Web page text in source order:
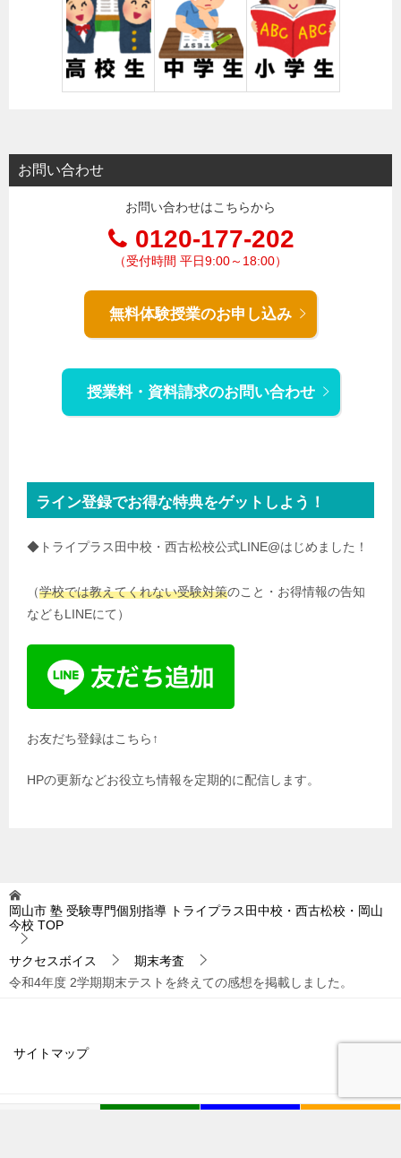
お問い合わせ
お問い合わせはこちらから
0120-177-202
（受付時間 平日9:00～18:00）
無料体験授業のお申し込み
授業料・資料請求のお問い合わせ
ライン登録でお得な特典をゲットしよう！
◆トライプラス田中校・西古松校公式LINE@はじめました！
（学校では教えてくれない受験対策のこと・お得情報の告知
などもLINEにて）
お友だち登録はこちら↑
HPの更新などお役立ち情報を定期的に配信します。
岡山市 塾 受験専門個別指導 トライプラス田中校・西古松校・岡山
今校 TOP
サクセスボイス
期末考査
令和4年度 2学期期末テストを終えての感想を掲載しました。
サイトマップ